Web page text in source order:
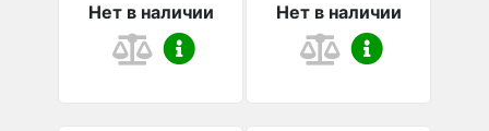
Нет в наличии Нет в наличии